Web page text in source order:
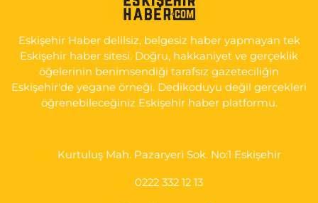
İSTİKLAL MAH. ŞAİR FUZULİ CAD. NO:35 A HAVA HASTANESİ
KARŞI KÖŞESİ ŞAİR FUZULİ AİLE SAĞLIĞI MERKEZİ KARŞISI
0 (222) 230 11 31 Yol Tarifi Al
Eskişehir Haber delilsiz, belgesiz haber yapmayan tek
Eskişehir haber sitesi. Doğru, hakkaniyet ve gerçeklik
öğelerinin benimsendiği tarafsız gazeteciliğin
Eskişehir'de yegane örneği. Dedikoduyu değil gerçekleri
öğrenebileceğiniz Eskişehir haber platformu.
Kurtuluş Mah. Pazaryeri Sok. No:1 Eskişehir
0222 332 12 13